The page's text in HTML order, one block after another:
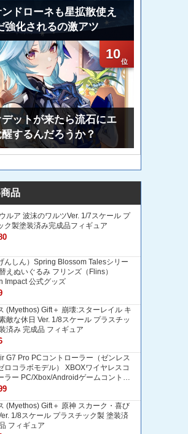
ドローネも星拡散使え
強化されるの激アツ
10
デットが来たら流石にエ
するんだろうか？
品
ルア 波沫のワルツVer. 1/7スケール プ
ク製塗装済み完成品フィギュア
んしん）Spring Blossom Talesシリー
えぬいぐるみ フリンズ（Flins）
Impact 公式グッズ
(Myethos) Gift＋ 崩壊:スターレイル キ
敵な休日 Ver. 1/8スケール プラスチッ
済み 完成品 フィギュア
G7 Pro PCコントローラー（ゼンレス
ロコラボモデル） XBOXワイヤレスコ
ラー PC/Xbox/Androidゲームコントロ
大容量バッテリー TMRホール
ーラー 追加ボタン＆トリガー/グリップ
ター搭載 トリガーストップ＆背面ボタ
付きゲームパッド 光学式マイクロスイ
(Myethos) Gift＋ 原神 スカーク・喜び
1/8スケール プラスチック製 塗装済
フィギュア